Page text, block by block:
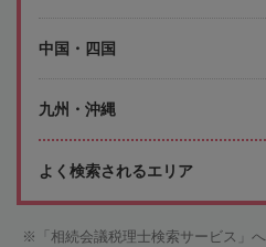
中国・四国
九州・沖縄
よく検索されるエリア
「相続会議税理士検索サービス」